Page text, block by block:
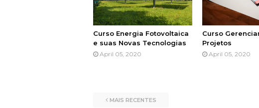
Curso Energia Fotovoltaica
e suas Novas Tecnologias
April 05, 2020
Curso
Projetos
April 05, 2020
MAIS RECENTES